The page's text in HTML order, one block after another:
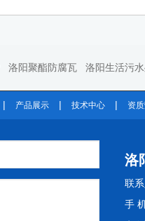
洛阳聚酯防腐瓦 洛阳生活污
| 产品展示 | 技术中心 | 资
洛
联
手